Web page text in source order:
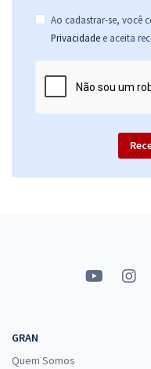
Ao cadastrar-se, você
Privacidade e aceita
GRAN
Quem Somos